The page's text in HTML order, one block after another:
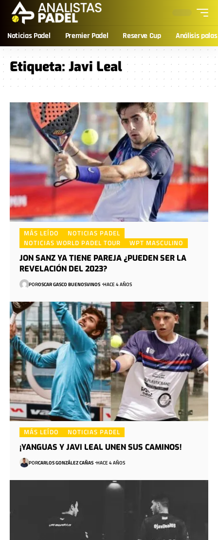
Noticias Padel Premier Padel Reserve Cup Análisis palas
Etiqueta: Javi Leal
MÁS LEÍDO
NOTICIAS PADEL
NOTICIAS WORLD PADEL TOUR
WPT MASCULINO
JON SANZ YA TIENE PAREJA ¿PUEDEN SER LA
REVELACIÓN DEL 2023?
POROSCAR GASCO BUENOSVINOS HACE 4 AÑOS
MÁS LEÍDO NOTICIAS PADEL
¡YANGUAS Y JAVI LEAL UNEN SUS CAMINOS!
PORCARLOS GONZÁLEZ CAÑAS HACE 4 AÑOS